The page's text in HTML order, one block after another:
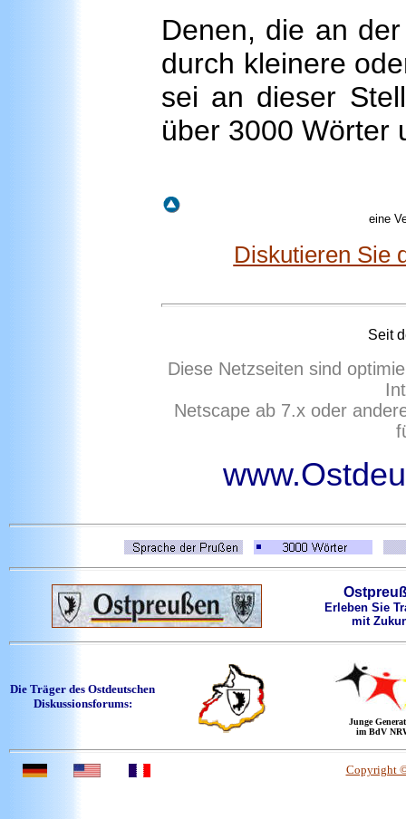
Denen, die an
durch kleinere
sei an dieser
über 3000 Wörter
eine
Diskutieren Sie
Seit
Diese Netzseiten sind
Netscape ab 7.x oder
Erleben Sie
mit
Die Träger des Ostdeutschen
Diskussionsforums:
Junge
im BdV
Copyright